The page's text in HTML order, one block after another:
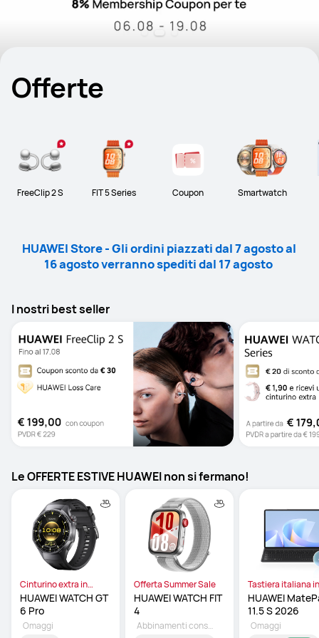
Offerte
FreeClip 2 S FIT 5 Series Coupon Smartwatch
HUAWEI Store - Gli ordini piazzati dal 7 agosto al
16 agosto verranno spediti dal 17 agosto
I nostri best seller
Le OFFERTE ESTIVE HUAWEI non si fermano!
Cinturino extra in
omaggio
HUAWEI WATCH GT
Omaggi
Offerta Summer Sale
HUAWEI WATCH FIT
Abbinamenti consigliati
Tastiera italiana in
omaggio
HUAWEI
Omaggi